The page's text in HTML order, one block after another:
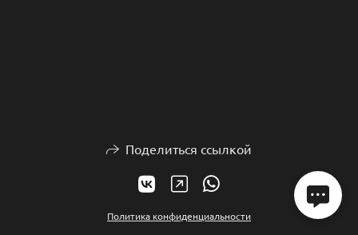
Поделиться ссылкой
Политика конфиденциальности